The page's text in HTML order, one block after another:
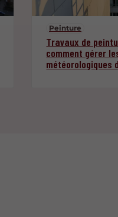
Peinture
Travaux de
comment gérer
météorologiques